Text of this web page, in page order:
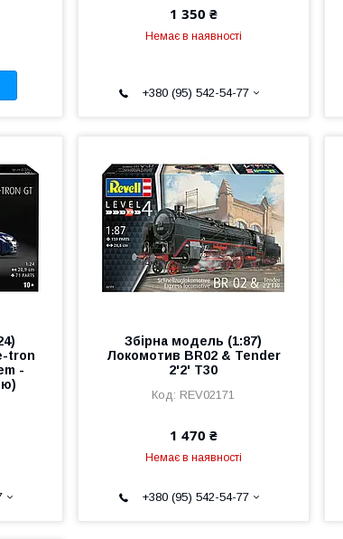
1 350 ₴
Немає в наявності
+380 (95) 542-54-77
tron
-
Збірна модель (1:87)
Локомотив BR02 & Tender
2'2' T30
REV02171
1 470 ₴
Немає в наявності
+380 (95) 542-54-77